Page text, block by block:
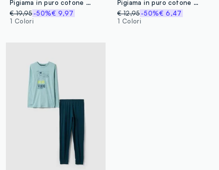
Pigiama in puro cotone multicolor da ragazzo con stampe PlayStation
€ 19,95-50%€ 9,97
1 Colori
Pigiama in puro cotone multicolor da ragazzo regular fit con stampa
€ 12,95 -50%€ 6,47
1 Colori